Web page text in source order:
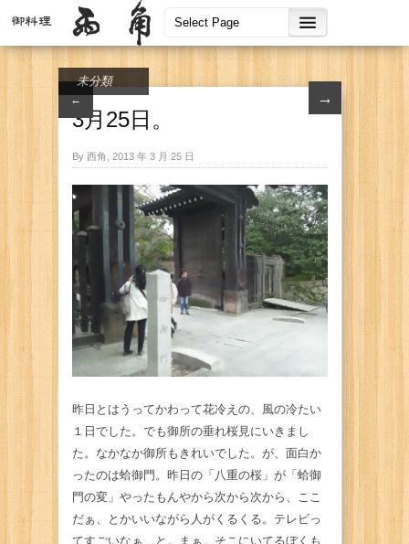
← →
未分類
3月25日。
By 西角, 2013 年 3 月 25 日
昨日とはうってかわって花冷えの、風の冷たい
１日でした。でも御所の垂れ桜見にいきまし
た。なかなか御所もきれいでした。が、面白か
ったのは蛤御門。昨日の「八重の桜」が「蛤御
門の変」やったもんやから次から次から、ここ
だぁ、とかいいながら人がくるくる。テレビっ
てすごいなぁ、と。まぁ、そこにいてるぼくも